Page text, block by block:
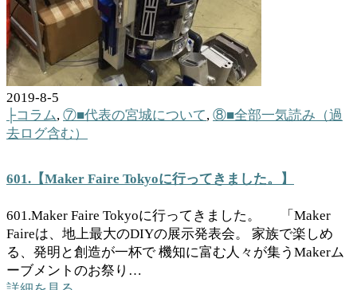
2019-8-5
├コラム, ⑦■代表の宮城について, ⑧■全部一気読み（過
去ログ含む）
601.【Maker Faire Tokyoに行ってきました。】
601.Maker Faire Tokyoに行ってきました。 「Maker
Faireは、地上最大のDIYの展示発表会。 家族で楽しめ
る、発明と創造が一杯で 機知に富む人々が集うMakerム
ーブメントのお祭り…